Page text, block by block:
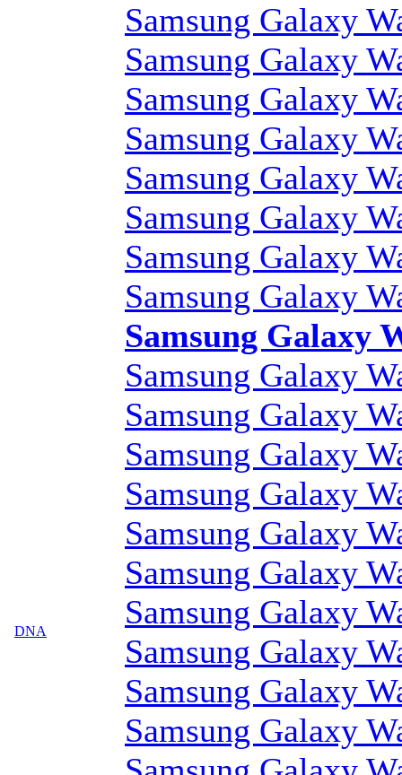
Samsung Galaxy
Samsung Galaxy
Samsung Galaxy
Samsung Galaxy
Samsung Galaxy
Samsung Galaxy
Samsung Galaxy
Samsung Galaxy
DNA
Samsung Galaxy
Samsung Galaxy
Samsung Galaxy
Samsung Galaxy
Samsung Galaxy
Samsung Galaxy
Samsung Galaxy
Samsung Galaxy
Samsung Galaxy
Samsung Galaxy
Samsung Galaxy